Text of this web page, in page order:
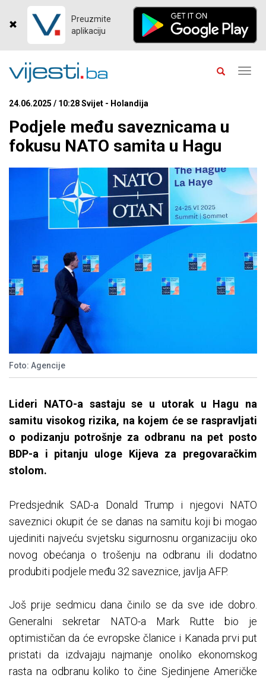
Preuzmite
aplikaciju
24.06.2025 / 10:28 Svijet - Holandija
Podjele među saveznicama u
fokusu NATO samita u Hagu
Foto: Agencije
Lideri NATO-a sastaju se u utorak u Hagu na
samitu visokog rizika, na kojem će se raspravljati
o podizanju potrošnje za odbranu na pet posto
BDP-a i pitanju uloge Kijeva za pregovaračkim
stolom.
Predsjednik SAD-a Donald Trump i njegovi NATO
saveznici okupit će se danas na samitu koji bi mogao
ujediniti najveću svjetsku sigurnosnu organizaciju oko
novog obećanja o trošenju na odbranu ili dodatno
produbiti podjele među 32 saveznice, javlja AFP.
Još prije sedmicu dana činilo se da sve ide dobro.
Generalni sekretar NATO-a Mark Rutte bio je
optimističan da će evropske članice i Kanada prvi put
pristati da izdvajaju najmanje onoliko ekonomskog
rasta na odbranu koliko to čine Sjedinjene Američke